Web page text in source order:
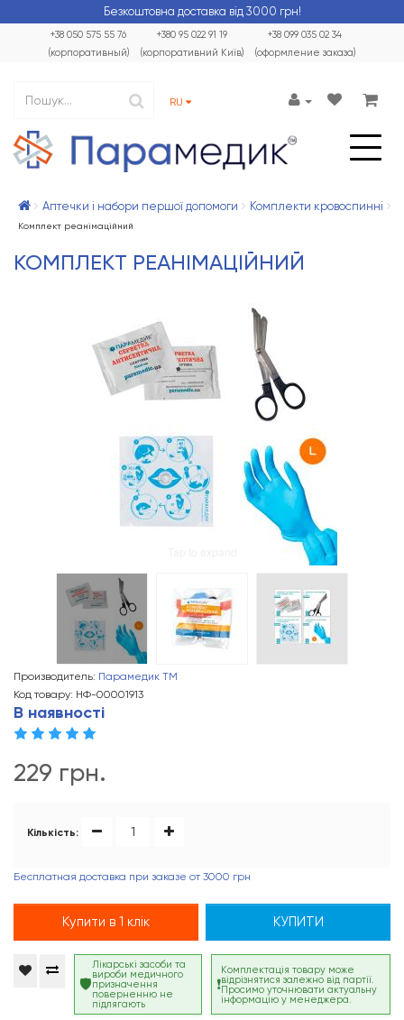
Безкоштовна доставка від 3000 грн!
+38 099 035 02 34
(оформление заказа)
+38 050 575 55 76
(корпоративный)
+380 95 022 91 19
(корпоративний Київ)
RU
Аптечки і набори першої допомоги Комплекти кровоспинні
Комплект реанімаційний
КОМПЛЕКТ РЕАНІМАЦІЙНИЙ
Производитель: Парамедик ТМ
Код товару: НФ-00001913
В наявності
229 грн.
Кількість:
Бесплатная доставка при заказе от 3000 грн
Купити в 1 клік КУПИТИ
Лікарські засоби та
вироби медичного
призначення
поверненню не
підлягають
Комплектація товару може
відрізнятися залежно від партії.
Просимо уточнювати актуальну
інформацію у менеджера.